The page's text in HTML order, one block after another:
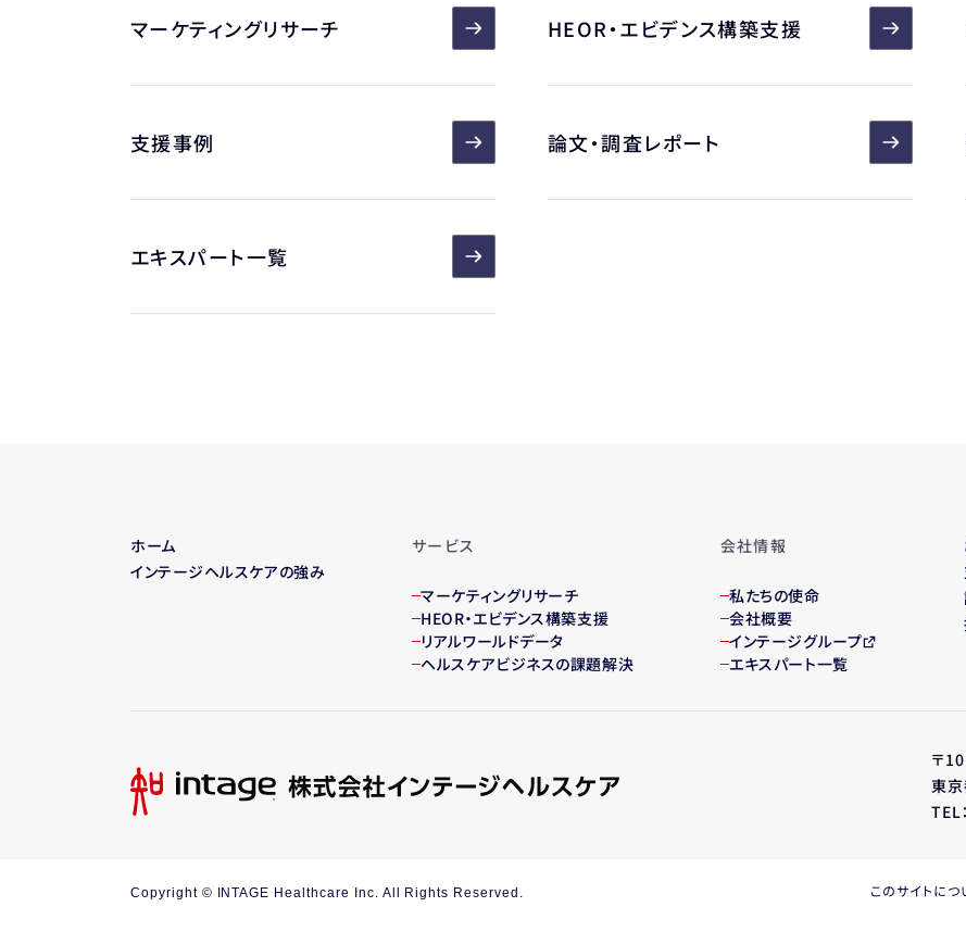
マーケティングリサーチ HEOR・エビデンス構築支援
支援事例 論文・調査レポート
エキスパート一覧
ホーム
インテージヘルスケアの強み
サービス
マーケティングリサーチ
HEOR・エビデンス構築支援
リアルワールドデータ
ヘルスケアビジネスの課題解決
会社情報
私たちの使命
会社概要
インテージグループ
エキスパート一覧
〒
東
TEL
Copyright © INTAGE Healthcare Inc. All Rights Reserved. このサイトにつ